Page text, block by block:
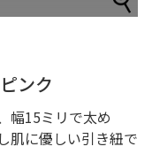
ンク
幅15ミリで太め
肌に優しい引き紐で